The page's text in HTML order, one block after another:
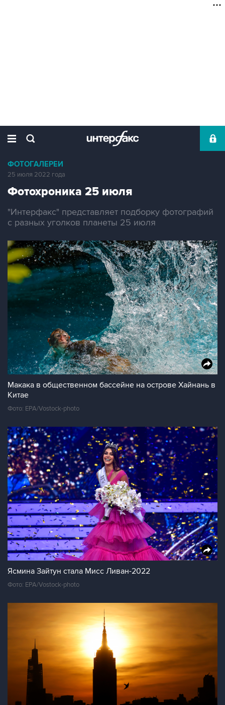
ФОТОГАЛЕРЕИ
25 июля 2022 года
Фотохроника 25 июля
"Интерфакс" представляет подборку фотографий
с разных уголков планеты 25 июля
Макака в общественном бассейне на острове Хайнань в
Китае
Фото: EPA/Vostock-photo
Ясмина Зайтун стала Мисс Ливан-2022
Фото: EPA/Vostock-photo